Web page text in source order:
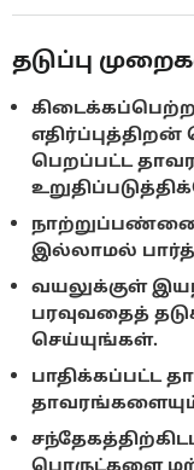
தடுப்பு
பெறப்பட்ட
இல்லாமல்
வயலுக்குள்
பரவுவதைத்
செய்யுங்கள்.
பாதிக்கப்பட்ட
பொருட்களை